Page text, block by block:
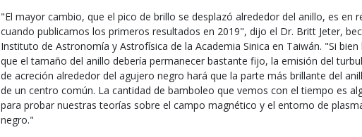
"El mayor cambio, que el pico de brillo se desplazó alrededor del anillo, es en
cuando publicamos los primeros resultados en 2019", dijo el Dr. Britt Jeter,
Instituto de Astronomía y Astrofísica de la Academia Sinica en Taiwán. "Si
que el tamaño del anillo debería permanecer bastante fijo, la emisión del
de acreción alrededor del agujero negro hará que la parte más brillante del
de un centro común. La cantidad de bamboleo que vemos con el tiempo es
para probar nuestras teorías sobre el campo magnético y el entorno de
negro."